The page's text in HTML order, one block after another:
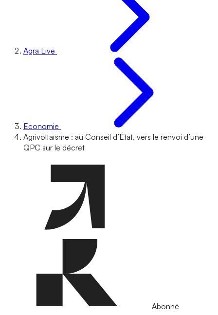
Agra Live
Economie
Agrivoltaïsme : au Conseil d’État, vers le renvoi d’une
QPC sur le décret
Abonné